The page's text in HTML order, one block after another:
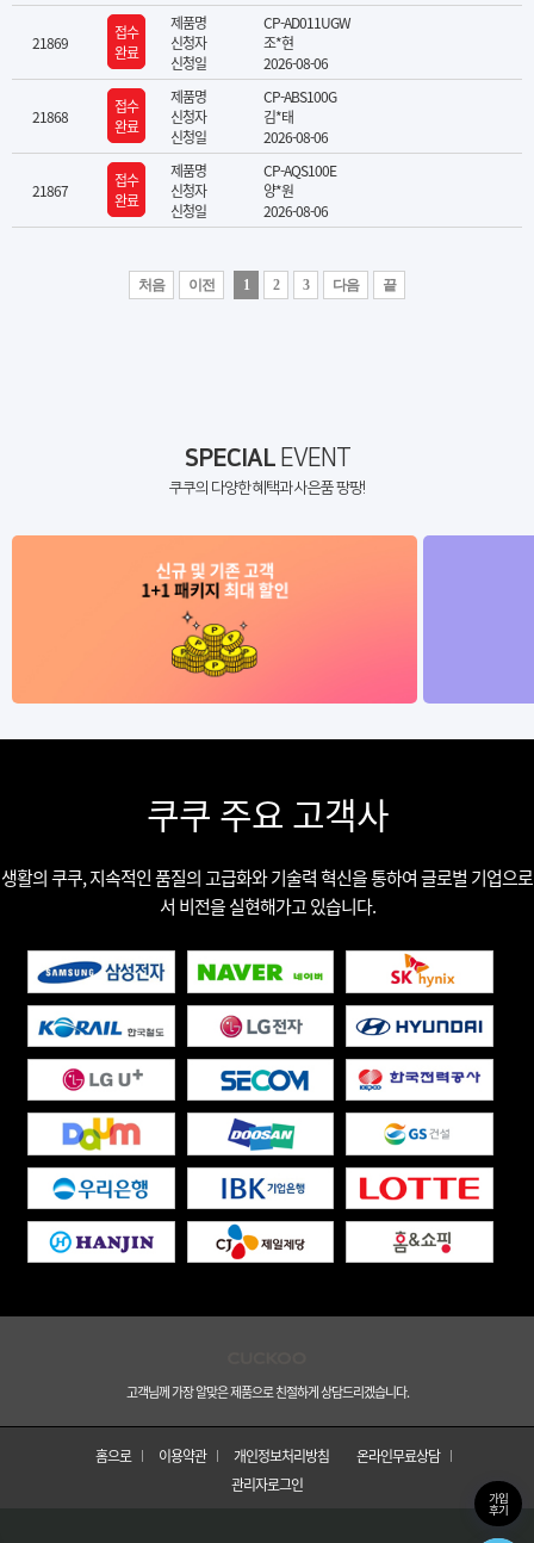
21869
접수
완료
제품명
CP-AD011UGW
신청자
조*현
신청일
2026-08-06
21868
접수
완료
제품명
CP-ABS100G
신청자
김*태
신청일
2026-08-06
21867
접수
완료
제품명
CP-AQS100E
신청자
양*원
신청일
2026-08-06
처음 이전 1 2 3 다음 끝
SPECIALEVENT
쿠쿠의 다양한 혜택과 사은품 팡팡!
쿠쿠 주요 고객사
생활의 쿠쿠, 지속적인 품질의 고급화와 기술력 혁신을 통하여 글로벌 기업으로
서 비전을 실현해가고 있습니다.
고객님께 가장 알맞은 제품으로 친절하게 상담드리겠습니다.
홈으로 이용약관 개인정보처리방침
온라인무료상담
관리자로그인
가입
후기